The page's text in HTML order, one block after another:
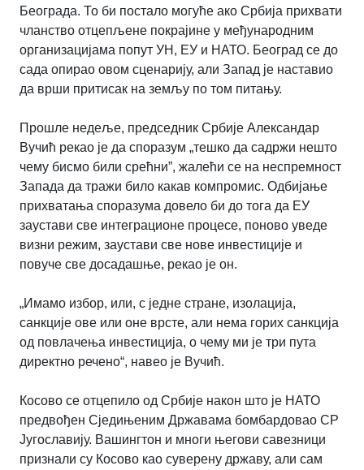
Београда. То би постало могуће ако Србија прихвати
чланство отцепљене покрајине у међународним
организацијама попут УН, ЕУ и НАТО. Београд се до
сада опирао овом сценарију, али Запад је наставио
да врши притисак на земљу по том питању.
Прошле недеље, председник Србије Александар
Вучић рекао је да споразум „тешко да садржи нешто
чему бисмо били срећни”, жалећи се на неспремност
Запада да тражи било какав компромис. Одбијање
прихватања споразума довело би до тога да ЕУ
заустави све интеграционе процесе, поново уведе
визни режим, заустави све нове инвестиције и
повуче све досадашње, рекао је он.
„Имамо избор, или, с једне стране, изолација,
санкције ове или оне врсте, али нема горих санкција
од повлачења инвестиција, о чему ми је три пута
директно речено“, навео је Вучић.
Косово се отцепило од Србије након што је НАТО
предвођен Сједињеним Државама бомбардовао СР
Југославију. Вашингтон и многи његови савезници
признали су Косово као суверену државу, али сам